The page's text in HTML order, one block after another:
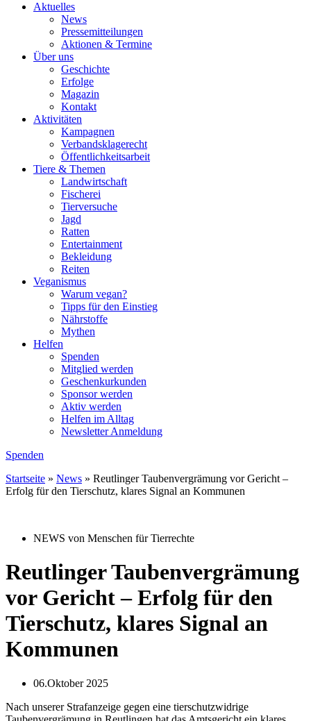
Aktuelles
News
Pressemitteilungen
Aktionen & Termine
Über uns
Geschichte
Erfolge
Magazin
Kontakt
Aktivitäten
Kampagnen
Verbandsklagerecht
Öffentlichkeitsarbeit
Tiere & Themen
Landwirtschaft
Fischerei
Tierversuche
Jagd
Ratten
Entertainment
Bekleidung
Reiten
Veganismus
Warum vegan?
Tipps für den Einstieg
Nährstoffe
Mythen
Helfen
Spenden
Mitglied werden
Geschenkurkunden
Sponsor werden
Aktiv werden
Helfen im Alltag
Newsletter Anmeldung
Spenden
Startseite » News » Reutlinger Taubenvergrämung vor Gericht –
Erfolg für den Tierschutz, klares Signal an Kommunen
NEWS von Menschen für Tierrechte
Reutlinger Taubenvergrämung
vor Gericht – Erfolg für den
Tierschutz, klares Signal an
Kommunen
06.Oktober 2025
Nach unserer Strafanzeige gegen eine tierschutzwidrige